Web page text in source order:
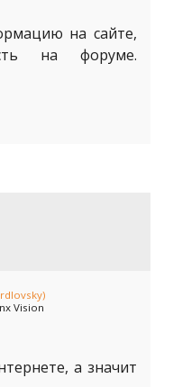
на сайте,
на форуме.
Vision
а значит